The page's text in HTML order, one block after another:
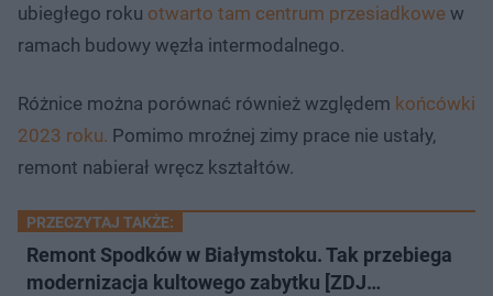
ubiegłego roku otwarto tam centrum przesiadkowe w
ramach budowy węzła intermodalnego.
Różnice można porównać również względem końcówki
2023 roku. Pomimo mroźnej zimy prace nie ustały,
remont nabierał wręcz kształtów.
PRZECZYTAJ TAKŻE:
Remont Spodków w Białymstoku. Tak przebiega
modernizacja kultowego zabytku [ZDJ…